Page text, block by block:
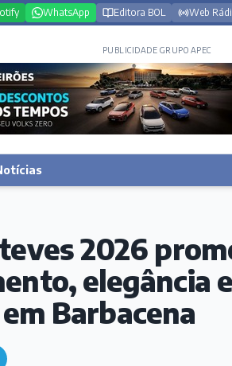
WhatsApp Editora BOL Web
PUBLICIDADE GRUPO APEC
2026
elegância e
Barbacena